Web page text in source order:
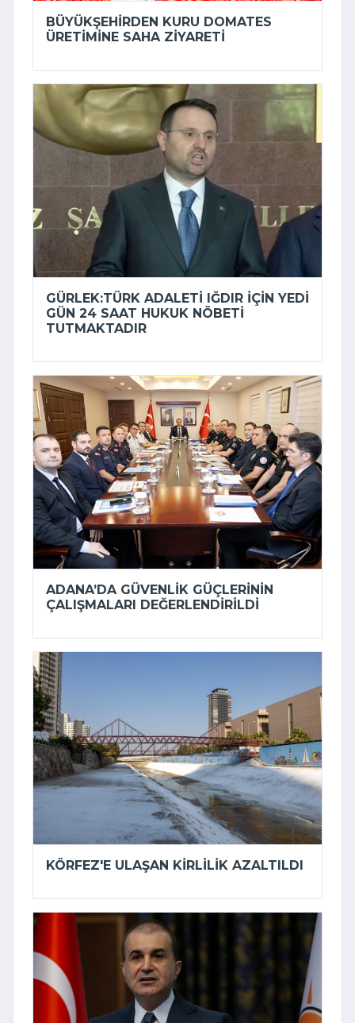
BÜYÜKŞEHIRDEN KURU DOMATES
ÜRETIMINE SAHA ZIYARETI
GÜRLEK:TÜRK ADALETI IĞDIR IÇIN YEDI
GÜN 24 SAAT HUKUK NÖBETI
TUTMAKTADIR
ADANA’DA GÜVENLIK GÜÇLERININ
ÇALIŞMALARI DEĞERLENDIRILDI
KÖRFEZ'E ULAŞAN KIRLILIK AZALTILDI